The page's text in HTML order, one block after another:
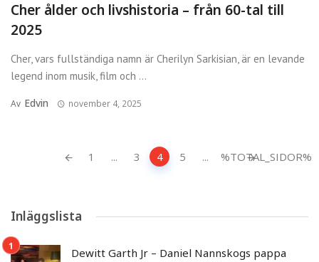
Cher ålder och livshistoria – från 60-tal till
2025
Cher, vars fullständiga namn är Cherilyn Sarkisian, är en levande
legend inom musik, film och ...
Av Edvin november 4, 2025
Inläggsnavigering
1 ... 3 4 5 ... %TOTAL_SIDOR%
Inläggslista
Dewitt Garth Jr – Daniel Nannskogs pappa